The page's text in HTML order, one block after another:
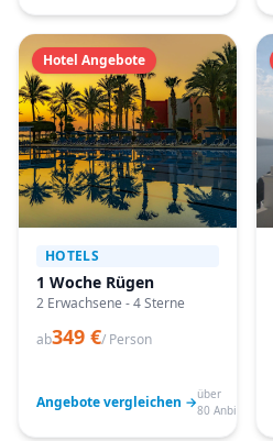
Hotel Angebote
HOTELS
1 Woche Rügen
2 Erwachsene - 4 Sterne
ab349 €/ Person
Angebote vergleichen →über
80 Anbieter